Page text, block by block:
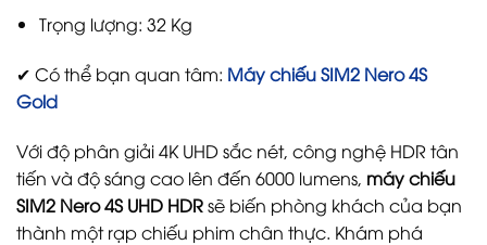
Trọng lượng: 32 Kg
✔ Có thể bạn quan tâm: Máy chiếu SIM2 Nero 4S
Gold
Với độ phân giải 4K UHD sắc nét, công nghệ HDR tân
tiến và độ sáng cao lên đến 6000 lumens, máy chiếu
SIM2 Nero 4S UHD HDRsẽ biến phòng khách của bạn
thành một rạp chiếu phim chân thực. Khám phá